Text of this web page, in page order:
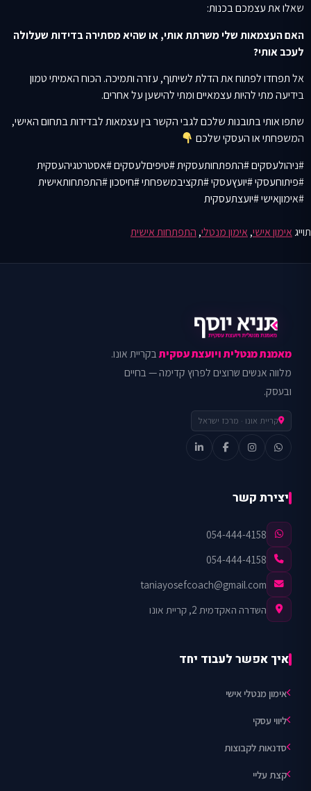
שאלו את עצמכם בכנות:
האם העצמאות שלי משרתת אותי, או שהיא מסתירה בדידות שעלולה
לעכב אותי?
אל תפחדו לפתוח את הדלת לשיתוף, עזרה ותמיכה. הכוח האמיתי טמון
בידיעה מתי להיות עצמאיים ומתי להישען על אחרים.
שתפו אותי בתובנות שלכם לגבי הקשר בין עצמאות לבדידות בתחום האישי,
המשפחתי או העסקי שלכם
#ניהולעסקים #התפתחותעסקית #טיפיםלעסקים #אסטרטגיהעסקית
#פיתוחעסקי #יועץעסקי #תקציבמשפחתי #חיסכון #התפתחותאישית
#אימוןאישי #יועצתעסקית
תוייגאימון אישי,אימון מנטלי, התפתחות אישית
מאמנת מנטלית ויועצת עסקיתבקריית אונו.
מלווה אנשים שרוצים לפרוץ קדימה — בחיים
ובעסק.
קריית אונו · מרכז ישראל
יצירת קשר
054-444-4158
054-444-4158
taniayosefcoach@gmail.com
השדרה האקדמית 2, קריית אונו
איך אפשר לעבוד יחד
אימון מנטלי אישי
ליווי עסקי
סדנאות לקבוצות
קצת עליי